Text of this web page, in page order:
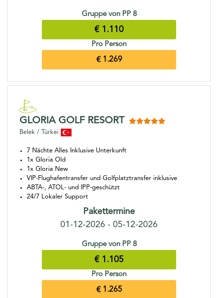
Gruppe von PP 8
€ 1.110
Pro Person
€ 1.269
GLORIA GOLF RESORT
Belek / Türkei
7 Nächte Alles Inklusive Unterkunft
1x Gloria Old
1x Gloria New
VIP-Flughafentransfer und Golfplatztransfer inklusive
ABTA-, ATOL- und IPP-geschützt
24/7 Lokaler Support
Pakettermine
01-12-2026 - 05-12-2026
Gruppe von PP 8
€ 1.105
Pro Person
€ 1.265